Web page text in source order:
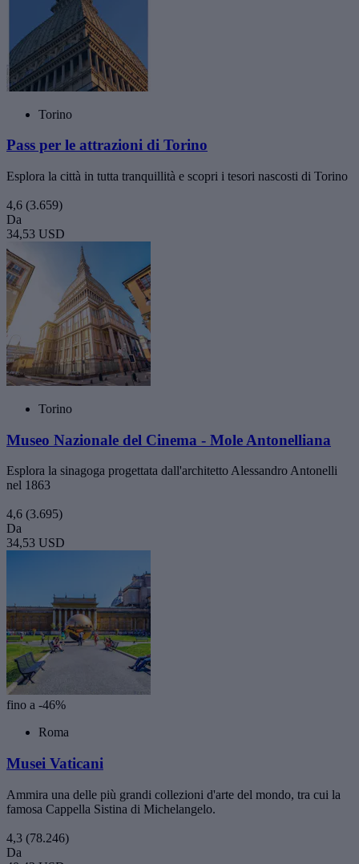
Torino
Pass per le attrazioni di Torino
Esplora la città in tutta tranquillità e scopri i tesori nascosti di Torino
4,6 (3.659)
Da
34,53 USD
Torino
Museo Nazionale del Cinema - Mole Antonelliana
Esplora la sinagoga progettata dall'architetto Alessandro Antonelli
nel 1863
4,6 (3.695)
Da
34,53 USD
fino a -46%
Roma
Musei Vaticani
Ammira una delle più grandi collezioni d'arte del mondo, tra cui la
famosa Cappella Sistina di Michelangelo.
4,3 (78.246)
Da